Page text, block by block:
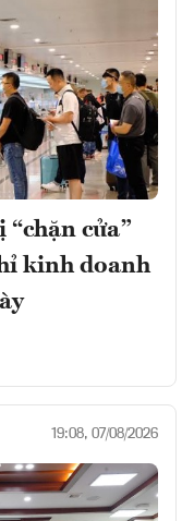
cửa”
kinh doanh
19:08, 07/08/2026